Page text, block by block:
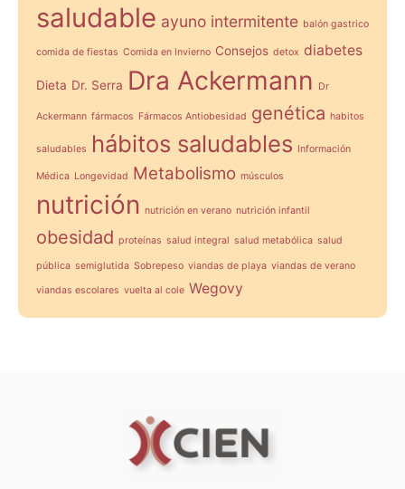
saludable ayuno intermitente balón gastrico
comida de fiestas Comida en Invierno Consejos detox diabetes
Dieta Dr. Serra Dra Ackermann Dr
Ackermann fármacos Fármacos Antiobesidad genética habitos
saludables hábitos saludables Información
Médica Longevidad Metabolismo músculos
nutrición nutrición en verano nutrición infantil
obesidad proteínas salud integral salud metabólica salud
pública semiglutida Sobrepeso viandas de playa viandas de verano
viandas escolares vuelta al cole Wegovy